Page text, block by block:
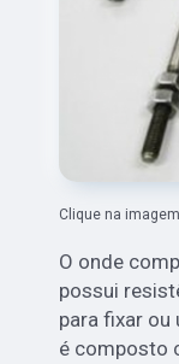
Clique na
O onde
possui
para fixar
é composto